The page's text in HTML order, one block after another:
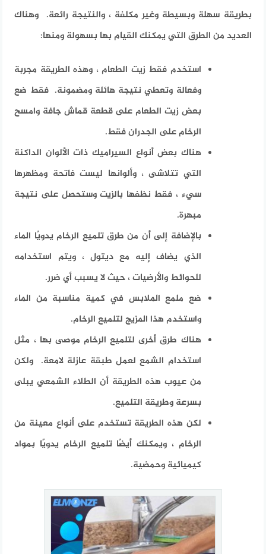
بطريقة سهلة وبسيطة وغير مكلفة ، والنتيجة رائعة. وهناك
العديد من الطرق التي يمكنك القيام بها بسهولة ومنها:
استخدم فقط زيت الطعام ، وهذه الطريقة مجربة
وفعالة وتعطي نتيجة هائلة ومضمونة. فقط ضع
بعض زيت الطعام على قطعة قماش جافة وامسح
الرخام على الجدران فقط.
هناك بعض أنواع السيراميك ذات الألوان الداكنة
التي تتلاشى ، وألوانها ليست فاتحة ومظهرها
سيء ، فقط نظفها بالزيت وستحصل على نتيجة
مبهرة.
بالإضافة إلى أن من طرق تلميع الرخام يدويًا الماء
الذي يضاف إليه مع ديتول ، ويتم استخدامه
للحوائط والأرضيات ، حيث لا يسبب أي ضرر.
ضع ملمع الملابس في كمية مناسبة من الماء
واستخدم هذا المزيج لتلميع الرخام.
هناك طرق أخرى لتلميع الرخام موصى بها ، مثل
استخدام الشمع لعمل طبقة عازلة لامعة. ولكن
من عيوب هذه الطريقة أن الطلاء الشمعي يبلى
بسرعة وطريقة التلميع.
لكن هذه الطريقة تستخدم على أنواع معينة من
الرخام ، ويمكنك أيضًا تلميع الرخام يدويًا بمواد
كيميائية وحمضية.